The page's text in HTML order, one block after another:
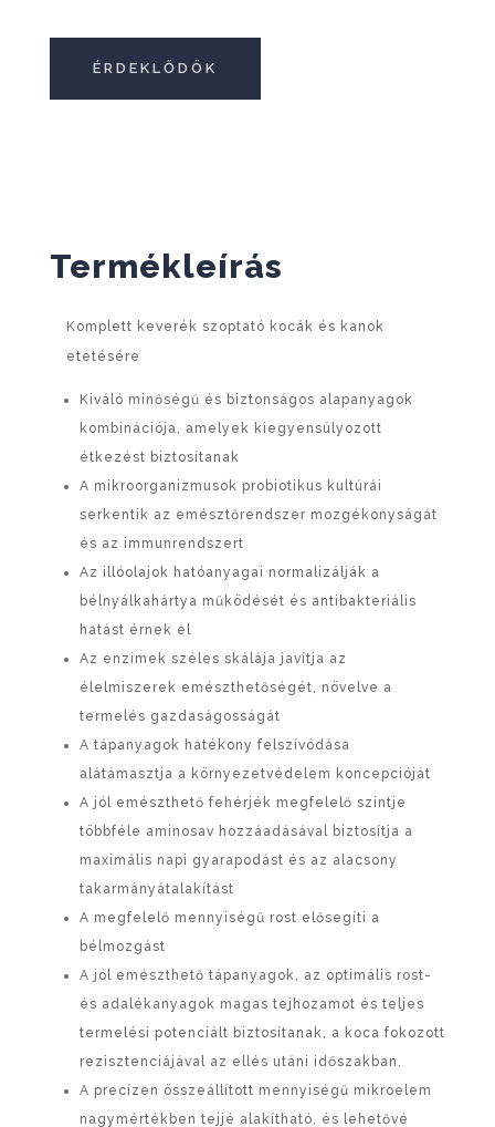
ÉRDEKLŐDÖK
Termékleírás
Komplett keverék szoptató kocák és kanok
etetésére
Kiváló minőségű és biztonságos alapanyagok
kombinációja, amelyek kiegyensúlyozott
étkezést biztosítanak
A mikroorganizmusok probiotikus kultúrái
serkentik az emésztőrendszer mozgékonyságát
és az immunrendszert
Az illóolajok hatóanyagai normalizálják a
bélnyálkahártya működését és antibakteriális
hatást érnek el
Az enzimek széles skálája javítja az
élelmiszerek emészthetőségét, növelve a
termelés gazdaságosságát
A tápanyagok hatékony felszívódása
alátámasztja a környezetvédelem koncepcióját
A jól emészthető fehérjék megfelelő szintje
többféle aminosav hozzáadásával biztosítja a
maximális napi gyarapodást és az alacsony
takarmányátalakítást
A megfelelő mennyiségű rost elősegíti a
bélmozgást
A jól emészthető tápanyagok, az optimális rost-
és adalékanyagok magas tejhozamot és teljes
termelési potenciált biztosítanak, a koca fokozott
rezisztenciájával az ellés utáni időszakban.
A precízen összeállított mennyiségű mikroelem
nagymértékben tejjé alakítható, és lehetővé